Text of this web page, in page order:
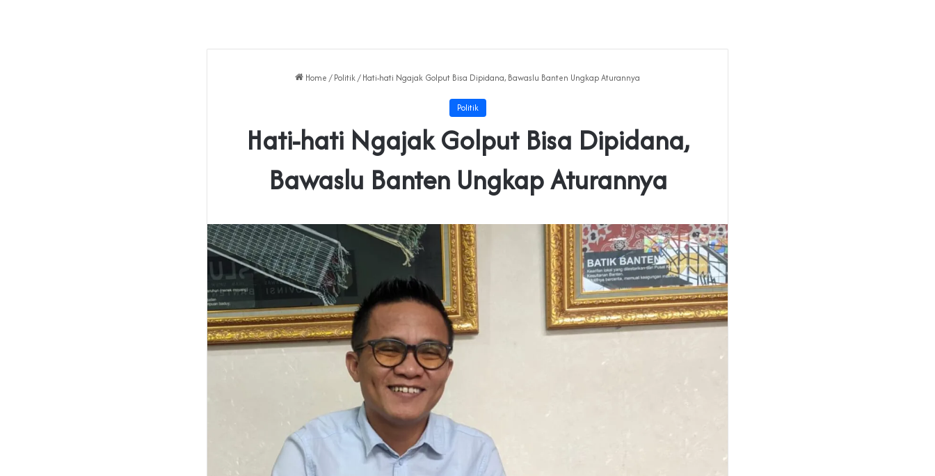
Home / Politik/ Hati-hati Ngajak Golput Bisa Dipidana, Bawaslu Banten Ungkap Aturannya
Politik
Hati-hati Ngajak Golput Bisa Dipidana,
Bawaslu Banten Ungkap Aturannya